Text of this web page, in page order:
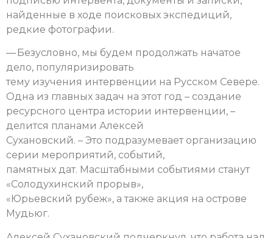
найденные в ходе поисковых экспедиций,
редкие фотографии.
— Безусловно, мы будем продолжать начатое
дело, популяризировать
тему изучения интервенции на Русском Севере.
Одна из главных задач на этот год – создание
ресурсного центра истории интервенции, –
делится планами Алексей
Сухановский. – Это подразумевает организацию
серии мероприятий, событий,
памятных дат. Масштабными событиями станут
«Солодухинский прорыв»,
«Юрьевский рубеж», а также акция на острове
Мудьюг.